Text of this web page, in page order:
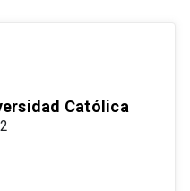
Católica